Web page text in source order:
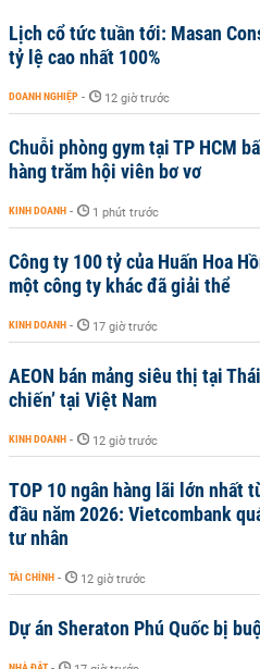
Lịch cổ tức tuần tới: Masan
tỷ lệ cao nhất 100%
DOANH NGHIỆP - 12 giờ trước
Chuỗi phòng gym tại TP HCM
hàng trăm hội viên bơ vơ
KINH DOANH - 1 phút trước
Công ty 100 tỷ của Huấn Hoa
một công ty khác đã giải thể
KINH DOANH - 17 giờ trước
AEON bán mảng siêu thị tại
chiến’ tại Việt Nam
KINH DOANH - 12 giờ trước
TOP 10 ngân hàng lãi lớn nhất
đầu năm 2026: Vietcombank
tư nhân
TÀI CHÍNH - 12 giờ trước
Dự án Sheraton Phú Quốc bị